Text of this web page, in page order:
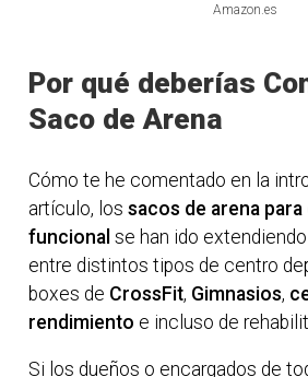
Amazon.es
Por qué deberías
Saco de Arena
Cómo te he comentado en la
artículo, lossacos de arena
funcional se han ido
entre distintos tipos de centro
boxes de CrossFit, Gimnasios,
rendimiento e incluso de
Si los dueños o encargados de